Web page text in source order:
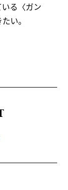
る〈ガン
い。